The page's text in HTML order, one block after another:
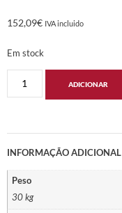
152,09€ IVA incluido
Em stock
ADICIONAR
INFORMAÇÃO ADICIONAL
Peso
30 kg